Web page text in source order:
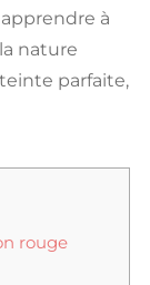
à
nature
parfaite,
rouge